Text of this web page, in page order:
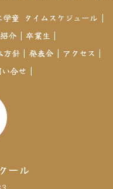
学童 タイムスケジュール |
介 | 卒業生 |
方針 | 発表会 | アクセス |
い合せ |
ール